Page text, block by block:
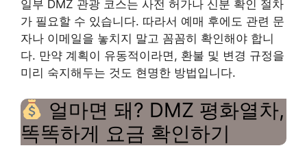
일부 DMZ 관광 코스는 사전 허가나 신분 확인 절차
가 필요할 수 있습니다. 따라서 예매 후에도 관련 문
자나 이메일을 놓치지 말고 꼼꼼히 확인해야 합니
다. 만약 계획이 유동적이라면, 환불 및 변경 규정을
미리 숙지해두는 것도 현명한 방법입니다.
얼마면 돼? DMZ 평화열차,
똑똑하게 요금 확인하기